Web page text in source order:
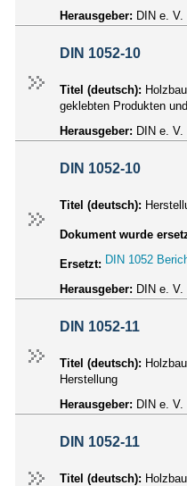
Herausgeber: DIN e. V.
DIN 1052-10
Titel (deutsch):
geklebten Produkten
Herausgeber: DIN e. V.
DIN 1052-10
Titel (deutsch):
Dokument wurde
Ersetzt: DIN 1052
Herausgeber: DIN e. V.
DIN 1052-11
Titel (deutsch):
Herstellung
Herausgeber: DIN e. V.
DIN 1052-11
Titel (deutsch):